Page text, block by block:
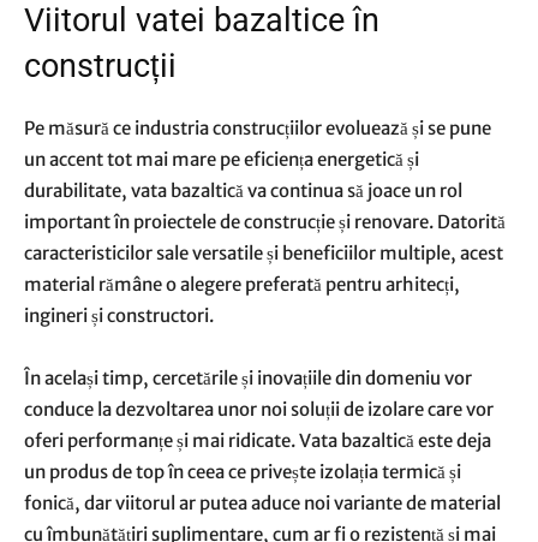
Viitorul vatei bazaltice în
construcții
Pe măsură ce industria construcțiilor evoluează și se pune
un accent tot mai mare pe eficiența energetică și
durabilitate, vata bazaltică va continua să joace un rol
important în proiectele de construcție și renovare. Datorită
caracteristicilor sale versatile și beneficiilor multiple, acest
material rămâne o alegere preferată pentru arhitecți,
ingineri și constructori.
În același timp, cercetările și inovațiile din domeniu vor
conduce la dezvoltarea unor noi soluții de izolare care vor
oferi performanțe și mai ridicate. Vata bazaltică este deja
un produs de top în ceea ce privește izolația termică și
fonică, dar viitorul ar putea aduce noi variante de material
cu îmbunătățiri suplimentare, cum ar fi o rezistență și mai